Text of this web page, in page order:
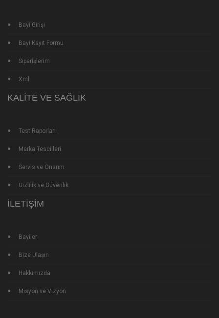
Bayi Girişi
Bayi Kayıt Formu
Siparişlerim
Xml
KALITE VE SAĞLIK
Test Raporları
Marka Tescilleri
Servis ve Onarım
Gizlilik ve Güvenlik
İLETIŞIM
Bayiler
Bize Ulaşın
Hakkımızda
Misyon ve Vizyon